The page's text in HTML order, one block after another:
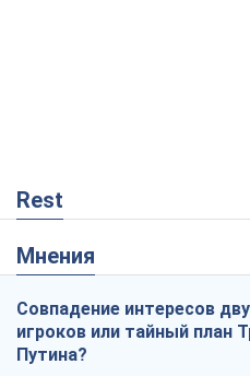
Rest
Мнения
Совпадение интересов
игроков или тайный план
Путина?